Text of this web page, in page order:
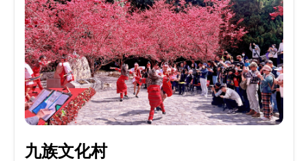
九族文化村